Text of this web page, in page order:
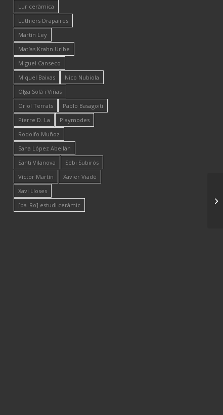
Lur ceràmica
Luthiers Drapaires
Martin Ley
Matías Krahn Uribe
Miguel Canseco
Miquel Baixas
Nico Nubiola
Olga Solà i Viñas
Oriol Terrats
Pablo Basagoiti
Pierre D. La
Playmodes
Rodolfo Muñoz
Sana López Abellán
Santi Vilanova
Sebi Subirós
Víctor Martín
Xavier Viadé
Xavi Lloses
[ba_Ro] estudi ceràmic